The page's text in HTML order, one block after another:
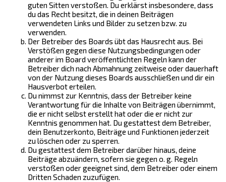
guten Sitten verstoßen. Du erklärst insbesondere, dass
du das Recht besitzt, die in deinen Beiträgen
verwendeten Links und Bilder zu setzen bzw. zu
verwenden.
Der Betreiber des Boards übt das Hausrecht aus. Bei
Verstößen gegen diese Nutzungsbedingungen oder
anderer im Board veröffentlichten Regeln kann der
Betreiber dich nach Abmahnung zeitweise oder dauerhaft
von der Nutzung dieses Boards ausschließen und dir ein
Hausverbot erteilen.
Du nimmst zur Kenntnis, dass der Betreiber keine
Verantwortung für die Inhalte von Beiträgen übernimmt,
die er nicht selbst erstellt hat oder die er nicht zur
Kenntnis genommen hat. Du gestattest dem Betreiber,
dein Benutzerkonto, Beiträge und Funktionen jederzeit
zu löschen oder zu sperren.
Du gestattest dem Betreiber darüber hinaus, deine
Beiträge abzuändern, sofern sie gegen o. g. Regeln
verstoßen oder geeignet sind, dem Betreiber oder einem
Dritten Schaden zuzufügen.